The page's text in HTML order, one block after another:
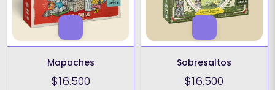
Mapaches
$16.500
Sobresaltos
$16.500